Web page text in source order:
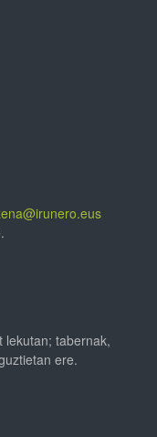
lekutan; tabernak,
ere.